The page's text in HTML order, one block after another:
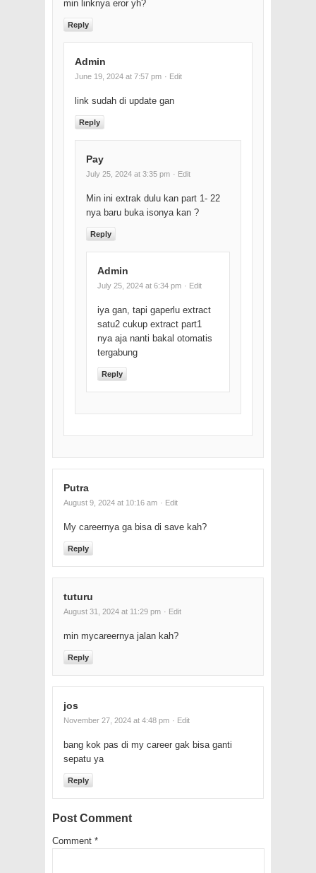
min linknya eror yh?
Reply
Admin
June 19, 2024 at 7:57 pm · Edit
link sudah di update gan
Reply
Pay
July 25, 2024 at 3:35 pm · Edit
Min ini extrak dulu kan part 1- 22
nya baru buka isonya kan ?
Reply
Admin
July 25, 2024 at 6:34 pm · Edit
iya gan, tapi gaperlu extract
satu2 cukup extract part1
nya aja nanti bakal otomatis
tergabung
Reply
Putra
August 9, 2024 at 10:16 am · Edit
My careernya ga bisa di save kah?
Reply
tuturu
August 31, 2024 at 11:29 pm · Edit
min mycareernya jalan kah?
Reply
jos
November 27, 2024 at 4:48 pm · Edit
bang kok pas di my career gak bisa ganti
sepatu ya
Reply
Post Comment
Comment *